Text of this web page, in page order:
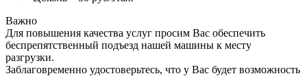
Важно
Для повышения качества услуг просим Вас обеспечить
беспрепятственный подъезд нашей машины к месту
разгрузки.
Заблаговременно удостоверьтесь, что у Вас будет возможность